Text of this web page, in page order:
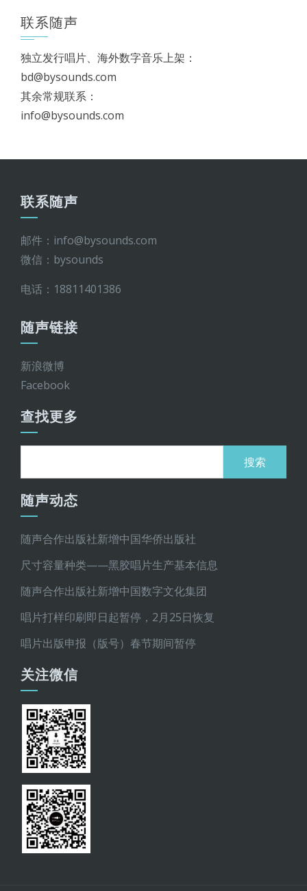
联系随声
独立发行唱片、海外数字音乐上架：
bd@bysounds.com
其余常规联系：
info@bysounds.com
联系随声
邮件：info@bysounds.com
微信：bysounds
电话：18811401386
随声链接
新浪微博
Facebook
查找更多
随声动态
随声合作出版社新增中国华侨出版社
尺寸容量种类——黑胶唱片生产基本信息
随声合作出版社新增中国数字文化集团
唱片打样印刷即日起暂停，2月25日恢复
唱片出版申报（版号）春节期间暂停
关注微信